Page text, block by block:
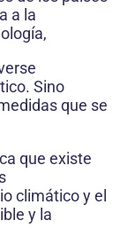
a la
Sino
que se
que existe
climático y el
y la